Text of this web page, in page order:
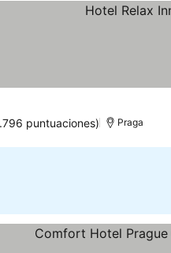
puntuaciones) Praga